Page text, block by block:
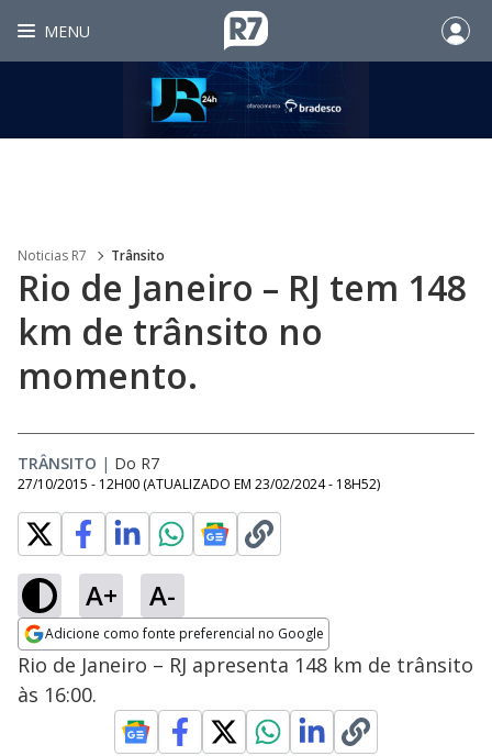
MENU
Noticias R7 Trânsito
Rio de Janeiro – RJ tem 148
km de trânsito no
momento.
TRÂNSITO | Do R7
27/10/2015 - 12H00 (ATUALIZADO EM 23/02/2024 - 18H52)
A+ A-
Adicione como fonte preferencial no Google
Opens in new window
Rio de Janeiro – RJ apresenta 148 km de trânsito
às 16:00.